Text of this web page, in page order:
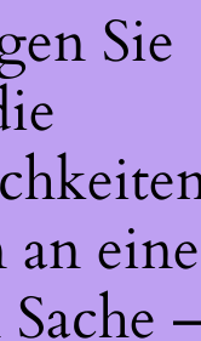
Sie